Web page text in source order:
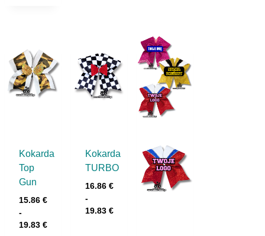
Kokarda
Top
Gun
15.86 €
-
19.83 €
Kokarda
TURBO
16.86 €
-
19.83 €